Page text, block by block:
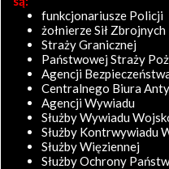
funkcjonariusze Policji
żołnierze Sił Zbrojnych
Straży Granicznej
Państwowej Straży
Agencji
Centralnego Biura
Agencji Wywiadu
Służby Wywiadu
Służby Kontrwywiadu
Służby Więziennej
Służby Ochrony